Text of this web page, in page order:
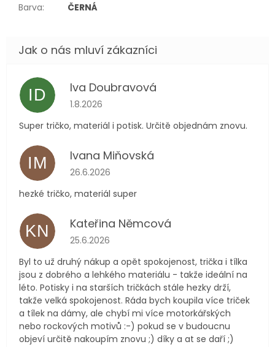
Barva: ČERNÁ
ID Iva Doubravová
Hodnocení obchodu je 5 z 5 hvězdiček.
1.8.2026
Super tričko, materiál i potisk. Určitě objednám znovu.
IM Ivana Miňovská
Hodnocení obchodu je 5 z 5 hvězdiček.
26.6.2026
hezké tričko, materiál super
KN Kateřina Němcová
Hodnocení obchodu je 5 z 5 hvězdiček.
25.6.2026
Byl to už druhý nákup a opět spokojenost, trička i tílka
jsou z dobrého a lehkého materiálu - takže ideální na
léto. Potisky i na starších tričkách stále hezky drží,
takže velká spokojenost. Ráda bych koupila více triček
a tílek na dámy, ale chybí mi více motorkářských
nebo rockových motivů :-) pokud se v budoucnu
objeví určitě nakoupím znovu ;) díky a at se daří ;)